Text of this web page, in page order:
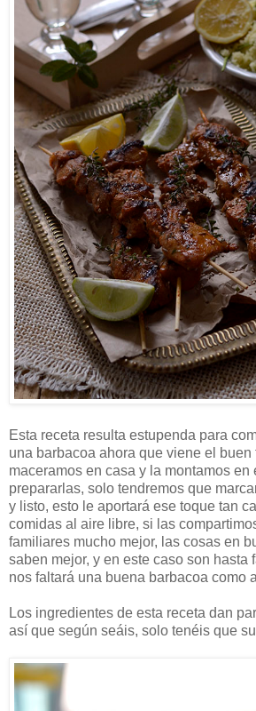
Esta receta resulta estupenda para
una barbacoa ahora que viene el buen
maceramos en casa y la montamos en
prepararlas, solo tendremos que
y listo, esto le aportará ese toque tan
comidas al aire libre, si las
familiares mucho mejor, las cosas en
saben mejor, y en este caso son hasta
nos faltará una buena barbacoa como
Los ingredientes de esta receta dan
así que según seáis, solo tenéis que